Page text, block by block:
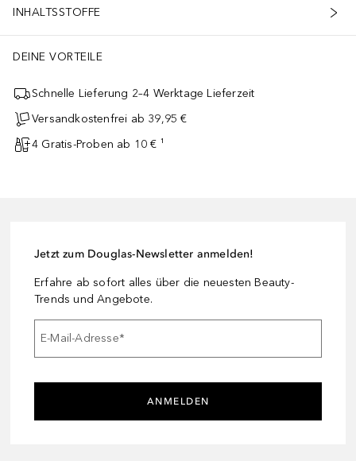
INHALTSSTOFFE
DEINE VORTEILE
Schnelle Lieferung 2–4 Werktage Lieferzeit
Versandkostenfrei ab 39,95 €
4 Gratis-Proben ab 10 € ¹
Jetzt zum Douglas-Newsletter anmelden!
Erfahre ab sofort alles über die neuesten Beauty-
Trends und Angebote.
E-Mail-Adresse*
ANMELDEN